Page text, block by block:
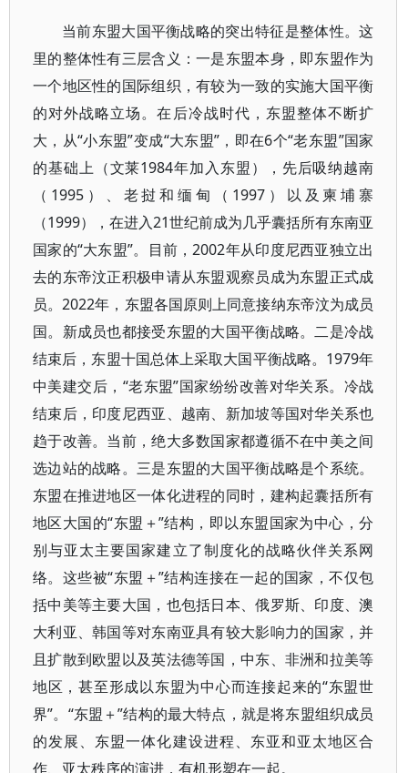
当前东盟大国平衡战略的突出特征是整体性。这
里的整体性有三层含义：一是东盟本身，即东盟作为
一个地区性的国际组织，有较为一致的实施大国平衡
的对外战略立场。在后冷战时代，东盟整体不断扩
大，从“小东盟”变成“大东盟”，即在6个“老东盟”国家
的基础上（文莱1984年加入东盟），先后吸纳越南
（1995）、老挝和缅甸（1997）以及柬埔寨
（1999），在进入21世纪前成为几乎囊括所有东南亚
国家的“大东盟”。目前，2002年从印度尼西亚独立出
去的东帝汶正积极申请从东盟观察员成为东盟正式成
员。2022年，东盟各国原则上同意接纳东帝汶为成员
国。新成员也都接受东盟的大国平衡战略。二是冷战
结束后，东盟十国总体上采取大国平衡战略。1979年
中美建交后，“老东盟”国家纷纷改善对华关系。冷战
结束后，印度尼西亚、越南、新加坡等国对华关系也
趋于改善。当前，绝大多数国家都遵循不在中美之间
选边站的战略。三是东盟的大国平衡战略是个系统。
东盟在推进地区一体化进程的同时，建构起囊括所有
地区大国的“东盟＋”结构，即以东盟国家为中心，分
别与亚太主要国家建立了制度化的战略伙伴关系网
络。这些被“东盟＋”结构连接在一起的国家，不仅包
括中美等主要大国，也包括日本、俄罗斯、印度、澳
大利亚、韩国等对东南亚具有较大影响力的国家，并
且扩散到欧盟以及英法德等国，中东、非洲和拉美等
地区，甚至形成以东盟为中心而连接起来的“东盟世
界”。“东盟＋”结构的最大特点，就是将东盟组织成员
的发展、东盟一体化建设进程、东亚和亚太地区合
作、亚太秩序的演进，有机形塑在一起。